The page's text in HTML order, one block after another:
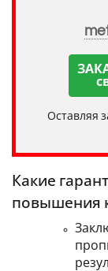
Оставляя
Какие
повышения